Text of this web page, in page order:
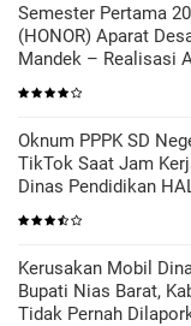
Semester Pertama
(HONOR) Aparat
Mandek – Realisasi
Persen
Oknum PPPK SD
TikTok Saat Jam
Dinas Pendidikan
Sesuai Hukum
Kerusakan Mobil
Bupati Nias Barat,
Tidak Pernah